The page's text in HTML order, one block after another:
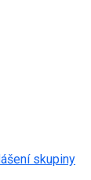
skupiny